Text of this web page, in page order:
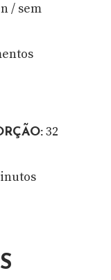
/ sem
32